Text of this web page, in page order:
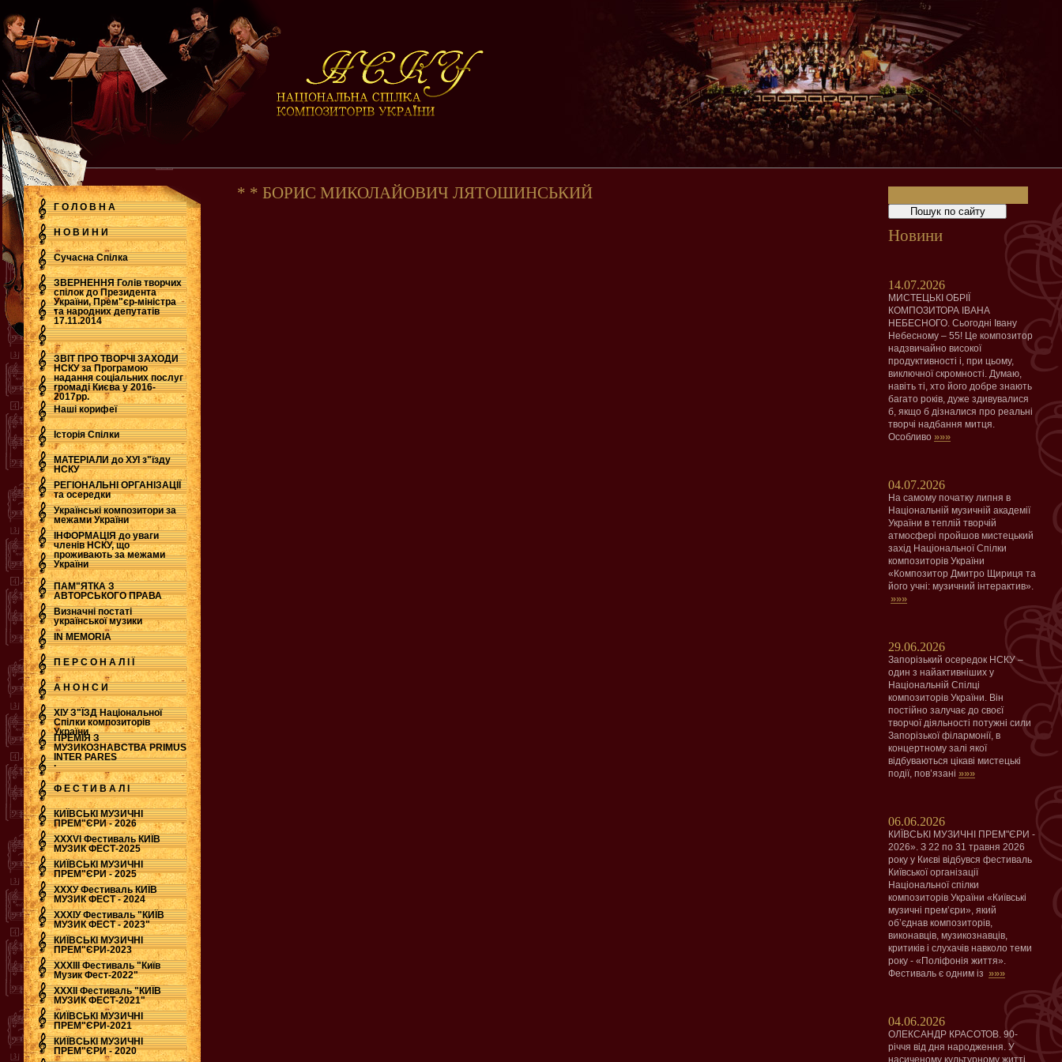
Г О Л О В Н А
Н О В И Н И
Сучасна Cпілка
ЗВЕРНЕННЯ Голів творчих
спілок до Президента
України, Прем"єр-міністра
та народних депутатів
17.11.2014
.
ЗВІТ ПРО ТВОРЧІ ЗАХОДИ
НСКУ за Програмою
надання соціальних послуг
громаді Києва у 2016-
2017рр.
.
Наші корифеї
Історія Спілки
МАТЕРІАЛИ до ХУІ з"їзду
НСКУ
РЕГІОНАЛЬНІ ОРГАНІЗАЦІЇ
та осередки
Українські композитори за
межами України
ІНФОРМАЦІЯ до уваги
членів НСКУ, що
проживають за межами
України
ПАМ"ЯТКА З
АВТОРСЬКОГО ПРАВА
Визначні постаті
української музики
IN MEMORIA
П Е Р С О Н А Л І Ї
А Н О Н С И
ХІУ З"ЇЗД Національної
Спілки композиторів
України
ПРЕМІЯ З
МУЗИКОЗНАВСТВА PRIMUS
INTER PARES
.
Ф Е С Т И В А Л І
КИЇВСЬКІ МУЗИЧНІ
ПРЕМ"ЄРИ - 2026
ХХХVI Фестиваль КИЇВ
МУЗИК ФЕСТ-2025
КИЇВСЬКІ МУЗИЧНІ
ПРЕМ"ЄРИ - 2025
ХХХУ Фестиваль КИЇВ
МУЗИК ФЕСТ - 2024
ХХХІУ Фестиваль "КИЇВ
МУЗИК ФЕСТ - 2023"
КИЇВСЬКІ МУЗИЧНІ
ПРЕМ"ЄРИ-2023
ХХХІІІ Фестиваль "Київ
Музик Фест-2022"
ХХХІІ Фестиваль "КИЇВ
МУЗИК ФЕСТ-2021"
КИЇВСЬКІ МУЗИЧНІ
ПРЕМ"ЄРИ-2021
КИЇВСЬКІ МУЗИЧНІ
ПРЕМ"ЄРИ - 2020
Новини
14.07.2026
МИСТЕЦЬКІ ОБРІЇ
КОМПОЗИТОРА ІВАНА
НЕБЕСНОГО. Сьогодні Івану
Небесному – 55! Це композитор
надзвичайно високої
продуктивності і, при цьому,
виключної скромності. Думаю,
навіть ті, хто його добре знають
багато років, дуже здивувалися
б, якщо б дізналися про реальні
творчі надбання митця.
Особливо »»»
04.07.2026
На самому початку липня в
Національній музичній академії
України в теплій творчій
атмосфері пройшов мистецький
захід Національної Спілки
композиторів України
«Композитор Дмитро Щириця та
його учні: музичний інтерактив».
»»»
29.06.2026
Запорізький осередок НСКУ –
один з найактивніших у
Національній Спілці
композиторів України. Він
постійно залучає до своєї
творчої діяльності потужні сили
Запорізької філармонії, в
концертному залі якої
відбуваються цікаві мистецькі
події, пов’язані »»»
06.06.2026
КИЇВСЬКІ МУЗИЧНІ ПРЕМ"ЄРИ -
2026». З 22 по 31 травня 2026
року у Києві відбувся фестиваль
Київської організації
Національної спілки
композиторів України «Київські
музичні прем’єри», який
об’єднав композиторів,
виконавців, музикознавців,
критиків і слухачів навколо теми
року - «Поліфонія життя».
Фестиваль є одним із »»»
04.06.2026
ОЛЕКСАНДР КРАСОТОВ. 90-
річчя від дня народження. У
насиченому культурному житті
* * БОРИС МИКОЛАЙОВИЧ ЛЯТОШИНСЬКИЙ